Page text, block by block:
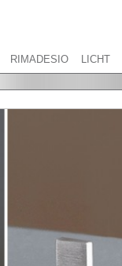
RIMADESIO LICHT